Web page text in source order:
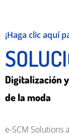
¡Haga clic aquí
Digitalización
de la moda
e-SCM Solutions